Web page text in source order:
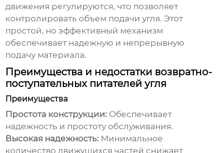
движения регулируются, что позволяет
контролировать объем подачи угля. Этот
простой, но эффективный механизм
обеспечивает надежную и непрерывную
подачу материала.
Преимущества и недостатки возвратно-
поступательных питателей угля
Преимущества
Простота конструкции: Обеспечивает
надежность и простоту обслуживания.
Высокая надежность: Минимальное
количество движущихся частей снижает